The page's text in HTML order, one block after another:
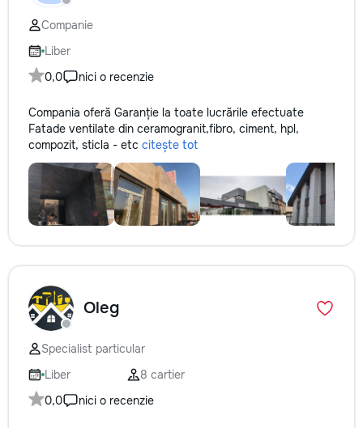
Companie
Liber
0,0
nici o recenzie
Compania oferă Garanție la toate lucrările efectuate
Fatade ventilate din ceramogranit,fibro, ciment, hpl,
compozit, sticla - etc citește tot
Oleg
Specialist particular
Liber
8 cartier
0,0
nici o recenzie